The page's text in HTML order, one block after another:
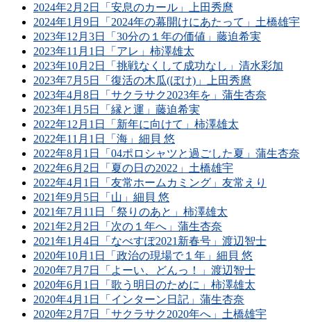
2024年2月2日「安息のカール」上田秀麿
2024年1月9日「2024年の幕開けにあたって」土橋雄宇
2023年12月3日「30分の１年の価値」藤迫希実
2023年11月1日「アレ」柿澤雄太
2023年10月2日「挑戦なくして成功なし」清水彩加
2023年7月5日「復活の木瓜(ぼけ)」上田秀麿
2023年4月8日「サクラサク2023年を」蒲生杏奈
2023年1月5日「縁と運」藤迫希実
2022年12月1日「新年に向けて」柿澤雄太
2022年11月1日「海」細貝 悠
2022年8月1日「04ポロシャツと過ごした夏」蒲生杏奈
2022年6月2日「夏の日の2022」土橋雄宇
2022年4月1日「友常ホームカミング」友常えり
2021年9月5日「山」細貝 悠
2021年7月11日「祭りのあと」柿澤雄太
2021年2月2日「次の１年へ」蒲生杏奈
2021年1月4日「なべすぽ2021新春号」渡辺智士
2020年10月1日「政治の現場で１年」細貝 悠
2020年7月7日「よーい、どんっ！」渡辺智士
2020年6月1日「歌う明日のために」柿澤雄太
2020年4月1日「インターン日記」蒲生杏奈
2020年2月7日「サクラサク2020年へ」土橋雄宇